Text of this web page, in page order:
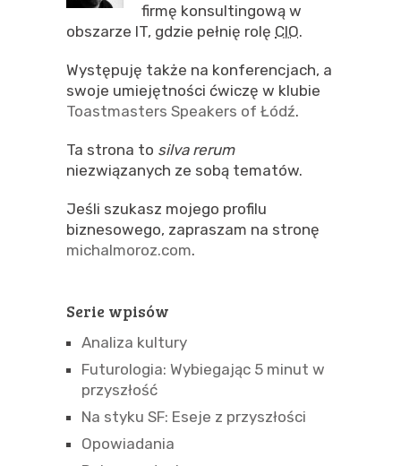
firmę konsultingową w
obszarze IT, gdzie pełnię rolę CIO.
Występuję także na konferencjach, a
swoje umiejętności ćwiczę w klubie
Toastmasters Speakers of Łódź.
Ta strona to silva rerum
niezwiązanych ze sobą tematów.
Jeśli szukasz mojego profilu
biznesowego, zapraszam na stronę
michalmoroz.com.
Serie wpisów
Analiza kultury
Futurologia: Wybiegając 5 minut w
przyszłość
Na styku SF: Eseje z przyszłości
Opowiadania